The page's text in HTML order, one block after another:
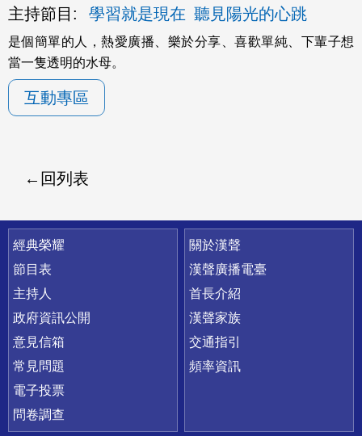
主持節目: 學習就是現在 聽見陽光的心跳
是個簡單的人，熱愛廣播、樂於分享、喜歡單純、下輩子想
當一隻透明的水母。
互動專區
回列表
快速連結
經典榮耀
節目表
主持人
政府資訊公開
意見信箱
常見問題
電子投票
問卷調查
關於漢聲
漢聲廣播電臺
首長介紹
漢聲家族
交通指引
頻率資訊